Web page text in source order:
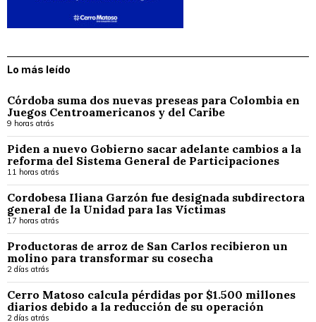
Lo más leído
Córdoba suma dos nuevas preseas para Colombia en
Juegos Centroamericanos y del Caribe
9 horas atrás
Piden a nuevo Gobierno sacar adelante cambios a la
reforma del Sistema General de Participaciones
11 horas atrás
Cordobesa Iliana Garzón fue designada subdirectora
general de la Unidad para las Víctimas
17 horas atrás
Productoras de arroz de San Carlos recibieron un
molino para transformar su cosecha
2 días atrás
Cerro Matoso calcula pérdidas por $1.500 millones
diarios debido a la reducción de su operación
2 días atrás